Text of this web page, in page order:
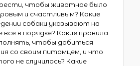
чтобы животное было
и счастливым? Какие
собаки указывают на
в порядке? Какие правила
чтобы добиться
со своим питомцем, и что
не случилось? Какие